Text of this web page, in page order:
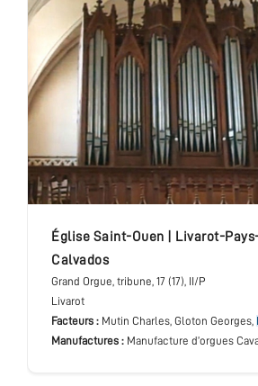
église Saint-Ouen Livarot-
Calvados
Grand Orgue, tribune, 17 (17), II/P
Livarot
Facteurs : Mutin Charles, Gloton Georges,
Manufactures : Manufacture d’orgues